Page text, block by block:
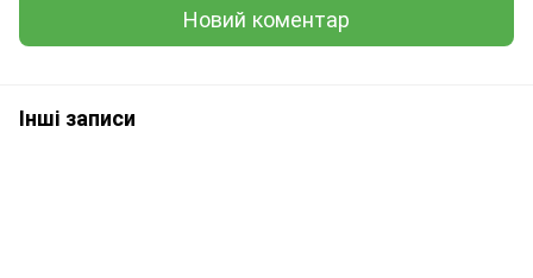
Новий коментар
Інші записи